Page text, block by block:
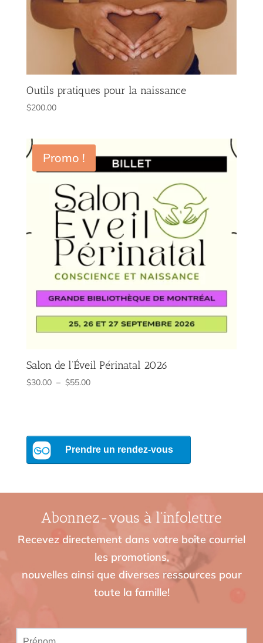
Outils pratiques pour la naissance
$200.00
Promo !
Salon de l’Éveil Périnatal 2026
$30.00 – $55.00Plage
à
$55.00
Abonnez-vous à l’infolettre
Recevez directement dans votre boîte courriel
les promotions,
nouvelles ainsi que diverses ressources pour
toute la famille!